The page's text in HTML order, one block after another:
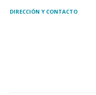
DIRECCIÓN Y CONTACTO